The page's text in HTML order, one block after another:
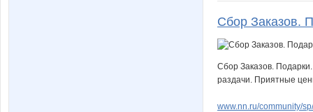
Сбор Заказов.
Сбор Заказов.
раздачи. Приятные
www.nn.ru/community/